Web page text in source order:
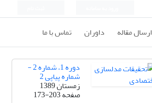
ارسال مقاله داوران تماس با ما
دوره 1، شماره 2 -
شماره پیاپی 2
زمستان 1389
صفحه173-203